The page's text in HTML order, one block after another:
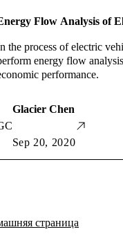
Flow Analysis of
the process of electric
energy flow
performance.
Glacier Chen
Sep 20, 2020
страница